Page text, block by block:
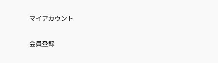
マイアカウント
会員登録